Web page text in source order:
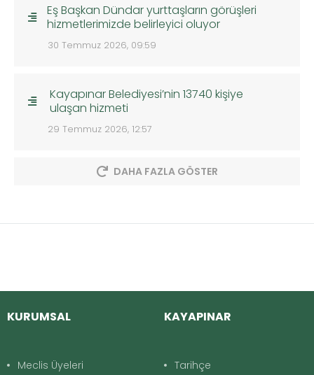
Eş Başkan Dündar yurttaşların görüşleri
hizmetlerimizde belirleyici oluyor
30 Temmuz 2026, 09:59
Kayapınar Belediyesi’nin 13740 kişiye
ulaşan hizmeti
29 Temmuz 2026, 12:57
DAHA FAZLA GÖSTER
KURUMSAL
Meclis Üyeleri
KAYAPINAR
Tarihçe